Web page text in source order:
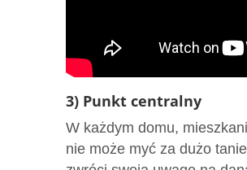
3) Punkt centralny
W każdym domu,
nie może myć za dużo